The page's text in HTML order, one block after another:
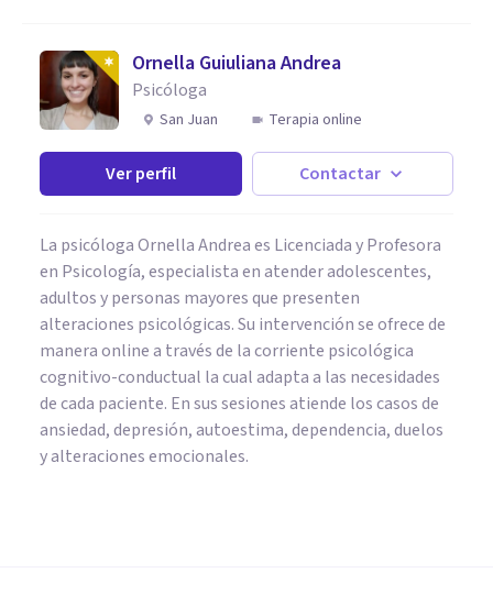
Ornella Guiuliana Andrea
Psicóloga
San Juan Terapia online
Ver perfil Contactar
La psicóloga Ornella Andrea es Licenciada y Profesora
en Psicología, especialista en atender adolescentes,
adultos y personas mayores que presenten
alteraciones psicológicas. Su intervención se ofrece de
manera online a través de la corriente psicológica
cognitivo-conductual la cual adapta a las necesidades
de cada paciente. En sus sesiones atiende los casos de
ansiedad, depresión, autoestima, dependencia, duelos
y alteraciones emocionales.